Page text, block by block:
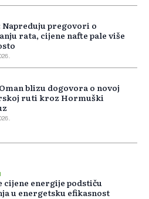
pregovori o
rata, cijene nafte pale više
blizu dogovora o novoj
ruti kroz Hormuški
cijene energije podstiču
u energetsku efikasnost